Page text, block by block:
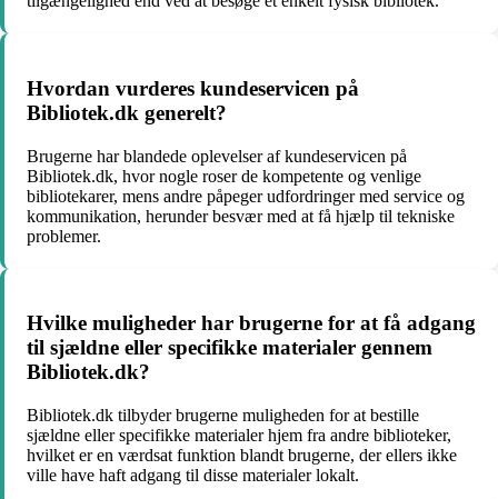
Hvordan vurderes kundeservicen på
Bibliotek.dk generelt?
Brugerne har blandede oplevelser af kundeservicen på
Bibliotek.dk, hvor nogle roser de kompetente og venlige
bibliotekarer, mens andre påpeger udfordringer med service og
kommunikation, herunder besvær med at få hjælp til tekniske
problemer.
Hvilke muligheder har brugerne for at få adgang
til sjældne eller specifikke materialer gennem
Bibliotek.dk?
Bibliotek.dk tilbyder brugerne muligheden for at bestille
sjældne eller specifikke materialer hjem fra andre biblioteker,
hvilket er en værdsat funktion blandt brugerne, der ellers ikke
ville have haft adgang til disse materialer lokalt.